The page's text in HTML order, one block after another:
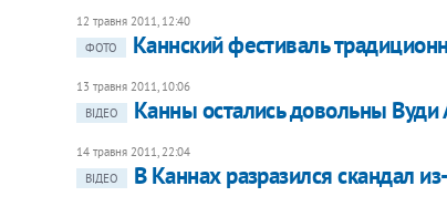
12 травня 2011, 12:40
ФОТО
Каннский фестиваль
13 травня 2011, 10:06
ВІДЕО
Канны остались довольны
14 травня 2011, 22:04
ВІДЕО
В Каннах разразился скандал